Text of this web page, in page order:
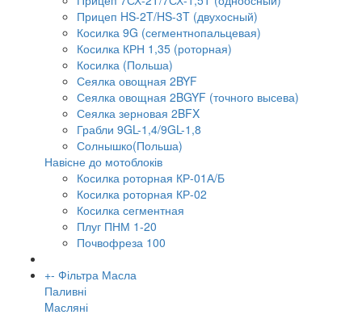
Прицеп HS-2T/HS-3T (двухосный)
Косилка 9G (сегментнопальцевая)
Косилка КРН 1,35 (роторная)
Косилка (Польша)
Сеялка овощная 2BYF
Сеялка овощная 2BGYF (точного высева)
Сеялка зерновая 2BFX
Грабли 9GL-1,4/9GL-1,8
Солнышко(Польша)
Навісне до мотоблоків
Косилка роторная КР-01А/Б
Косилка роторная КР-02
Косилка сегментная
Плуг ПНМ 1-20
Почвофреза 100
+- Фільтра Масла
Паливні
Mасляні